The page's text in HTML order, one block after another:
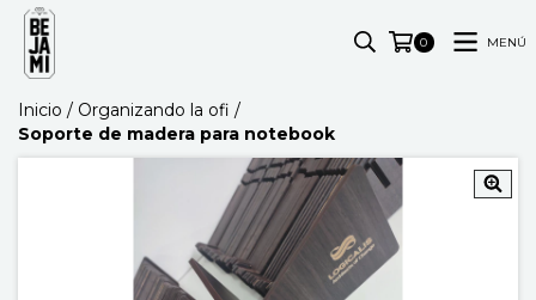
0 MENÚ
Inicio / Organizando la ofi /
Soporte de madera para notebook